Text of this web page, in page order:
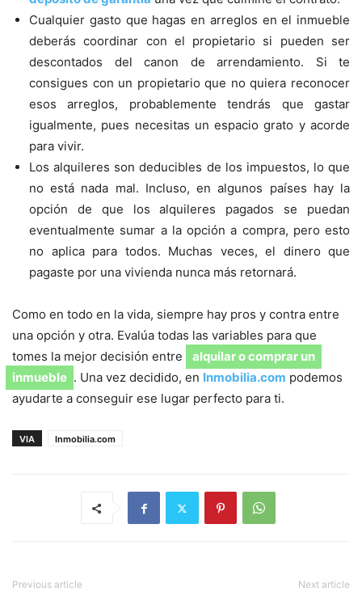
Cualquier gasto que hagas en arreglos en el inmueble
deberás coordinar con el propietario si pueden ser
descontados del canon de arrendamiento. Si te
consigues con un propietario que no quiera reconocer
esos arreglos, probablemente tendrás que gastar
igualmente, pues necesitas un espacio grato y acorde
para vivir.
Los alquileres son deducibles de los impuestos, lo que
no está nada mal. Incluso, en algunos países hay la
opción de que los alquileres pagados se puedan
eventualmente sumar a la opción a compra, pero esto
no aplica para todos. Muchas veces, el dinero que
pagaste por una vivienda nunca más retornará.
Como en todo en la vida, siempre hay pros y contra entre
una opción y otra. Evalúa todas las variables para que
tomes la mejor decisión entre
alquilar o comprar un
inmueble . Una vez decidido, en Inmobilia.com podemos
ayudarte a conseguir ese lugar perfecto para ti.
VIA Inmobilia.com
Previous article Next article